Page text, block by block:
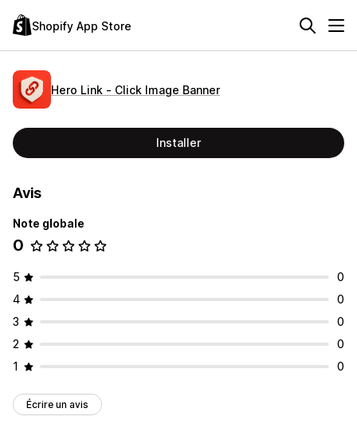
Shopify App Store
Hero Link ‑ Click Image Banner
Installer
Avis
Note globale
0
5
0
4
0
3
0
2
0
1
0
Écrire un avis